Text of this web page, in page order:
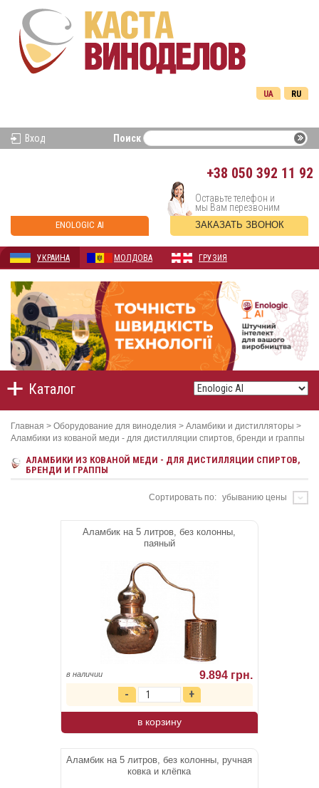
RU
UA
Вход Поиск
+38 050 392 11 92
ENOLOGIC AI
Оставьте телефон и
мы Вам перезвоним
ЗАКАЗАТЬ ЗВОНОК
УКРАИНА МОЛДОВА ГРУЗИЯ
Каталог
Главная > Оборудование для виноделия > Аламбики и дистилляторы >
Аламбики из кованой меди - для дистилляции спиртов, бренди и граппы
АЛАМБИКИ ИЗ КОВАНОЙ МЕДИ - ДЛЯ ДИСТИЛЛЯЦИИ СПИРТОВ,
БРЕНДИ И ГРАППЫ
Сортировать по: убыванию цены
Аламбик на 5 литров, без колонны,
паяный
в наличии 9.894 грн.
в корзину
Аламбик на 5 литров, без колонны, ручная
ковка и клёпка